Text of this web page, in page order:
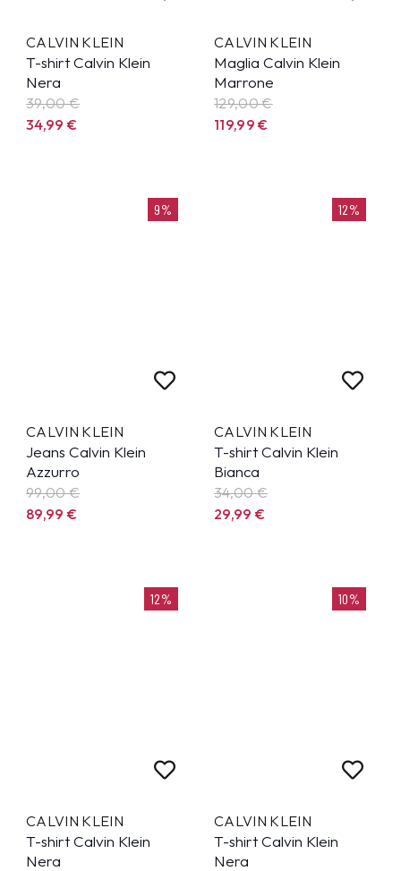
CALVIN KLEIN
T-shirt Calvin Klein
Nera
39,00 €
34,99€
CALVIN KLEIN
Maglia Calvin Klein
Marrone
129,00 €
119,99€
9%
CALVIN KLEIN
Jeans Calvin Klein
Azzurro
99,00 €
89,99€
12%
CALVIN KLEIN
T-shirt Calvin Klein
Bianca
34,00 €
29,99€
12%
CALVIN KLEIN
T-shirt Calvin Klein
Nera
10%
CALVIN KLEIN
T-shirt Calvin Klein
Nera